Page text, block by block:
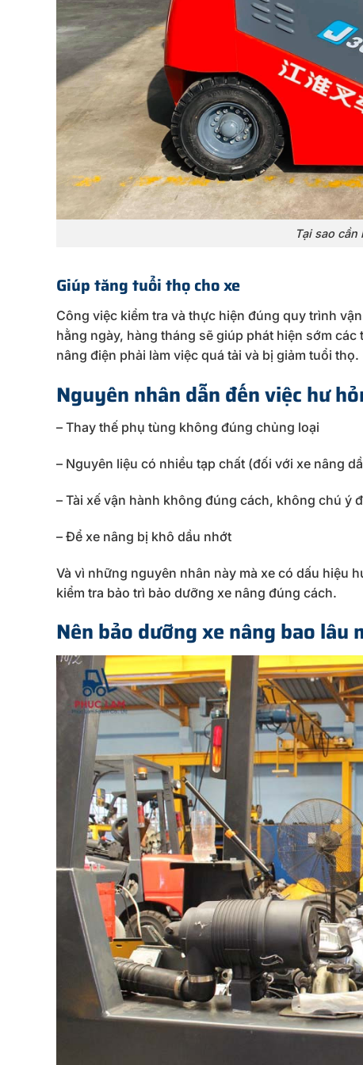
Tại sao
Giúp tăng tuổi thọ cho xe
Công việc kiểm tra và thực hiện đúng quy trình
hằng ngày, hàng tháng sẽ giúp phát hiện sớm
nâng điện phải làm việc quá tải và bị giảm tuổi thọ.
Nguyên nhân dẫn đến việc hư
– Thay thế phụ tùng không đúng chủng loại
– Nguyên liệu có nhiều tạp chất (đối với xe nâng
– Tài xế vận hành không đúng cách, không chú ý
– Để xe nâng bị khô dầu nhớt
Và vì những nguyên nhân này mà xe có dấu hiệu
kiểm tra bảo trì bảo dưỡng xe nâng đúng cách.
Nên bảo dưỡng xe nâng bao lâu